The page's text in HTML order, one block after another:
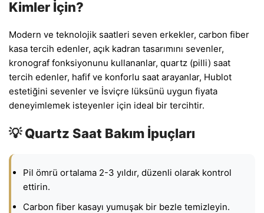
Kimler İçin?
Modern ve teknolojik saatleri seven erkekler, carbon fiber
kasa tercih edenler, açık kadran tasarımını sevenler,
kronograf fonksiyonunu kullananlar, quartz (pilli) saat
tercih edenler, hafif ve konforlu saat arayanlar, Hublot
estetiğini sevenler ve İsviçre lüksünü uygun fiyata
deneyimlemek isteyenler için ideal bir tercihtir.
💡 Quartz Saat Bakım İpuçları
Pil ömrü ortalama 2-3 yıldır, düzenli olarak kontrol
ettirin.
Carbon fiber kasayı yumuşak bir bezle temizleyin.